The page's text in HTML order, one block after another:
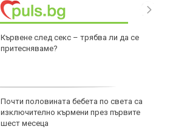
Кървене след секс – трябва ли да се
притесняваме?
Почти половината бебета по света са
изключително кърмени през първите
шест месеца